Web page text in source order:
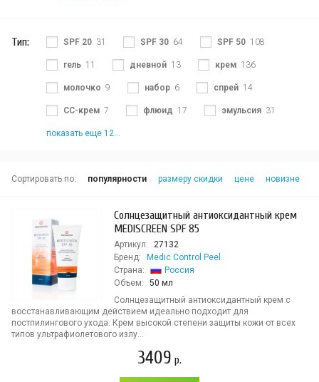
Тип: SPF 20 31 SPF 30 64 SPF 50 108
гель 11 дневной 13 крем 136
молочко 9 набор 6 спрей 14
СС-крем 7 флюид 17 эмульсия 31
показать еще 12...
Сортировать по: популярности размеру скидки цене новизне
Солнцезащитный антиоксидантный крем
MEDISCREEN SPF 85
Артикул:
27132
Бренд:
Medic Control Peel
Страна:
Россия
Объем:
50 мл
Солнцезащитный антиоксидантный крем с
восстанавливающим действием идеально подходит для
постпилингового ухода. Крем высокой степени защиты кожи от всех
типов ультрафиолетового излу...
3409 р.